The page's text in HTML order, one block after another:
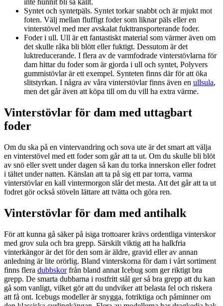
inte hunnit bli så kallt.
Syntet och syntetpäls. Syntet torkar snabbt och är mjukt mot
foten. Välj mellan fluffigt foder som liknar päls eller en
vinterstövel med mer avskalat fukttransporterande foder.
Foder i ull. Ull är ett fantastiskt material som värmer även om
det skulle råka bli blött eller fuktigt. Dessutom är det
luktreducerande. I flera av de varmfodrade vinterstövlarna för
dam hittar du foder som är gjorda i ull och syntet, Polyvers
gummistövlar är ett exempel. Synteten finns där för att öka
slitstyrkan. I några av våra vinterstövlar finns även en ullsula,
men det går även att köpa till om du vill ha extra värme.
Vinterstövlar för dam med uttagbart
foder
Om du ska på en vintervandring och sova ute är det smart att välja
en vinterstövel med ett foder som går att ta ut. Om du skulle bli blöt
av snö eller svett under dagen så kan du torka innerskon eller fodret
i tältet under natten. Känslan att ta på sig ett par torra, varma
vinterstövlar en kall vintermorgon slår det mesta. Att det går att ta ut
fodret gör också stöveln lättare att tvätta och göra ren.
Vinterstövlar för dam med antihalk
För att kunna gå säker på isiga trottoarer krävs ordentliga vinterskor
med grov sula och bra grepp. Särskilt viktig att ha halkfria
vinterkängor är det för den som är äldre, gravid eller av annan
anledning är lite orörlig. Bland vinterskorna för dam i vårt sortiment
finns flera dubbskorfrån bland annat Icebug som ger riktigt bra
grepp. De smarta dubbarna i rostfritt stål ger så bra grepp att du kan
gå som vanligt, vilket gör att du undviker att belasta fel och riskera
att få ont. Icebugs modeller är snygga, fotriktiga och påminner om